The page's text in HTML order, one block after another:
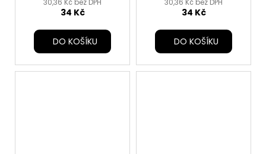
34 Kč
DO KOŠÍKU
34 Kč
DO KOŠÍKU